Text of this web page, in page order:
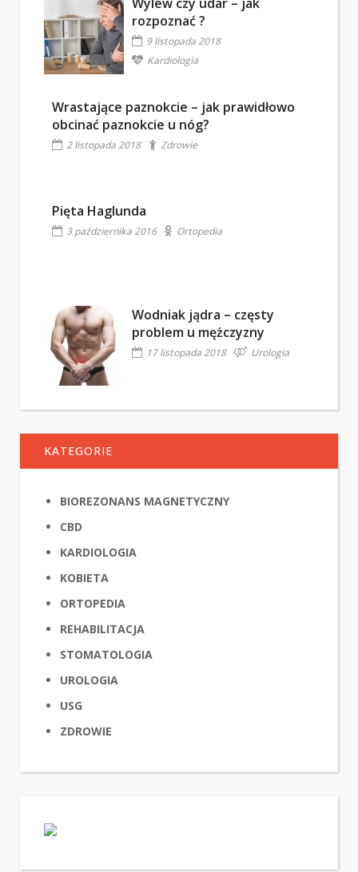
rozpoznać ?
9 listopada 2018
Kardiologia
Wrastające paznokcie – jak prawidłowo
obcinać paznokcie u nóg?
2 listopada 2018 Zdrowie
Pięta Haglunda
3 października 2016 Ortopedia
Wodniak jądra – częsty
problem u mężczyzny
17 listopada 2018 Urologia
KATEGORIE
BIOREZONANS MAGNETYCZNY
CBD
KARDIOLOGIA
KOBIETA
ORTOPEDIA
REHABILITACJA
STOMATOLOGIA
UROLOGIA
USG
ZDROWIE